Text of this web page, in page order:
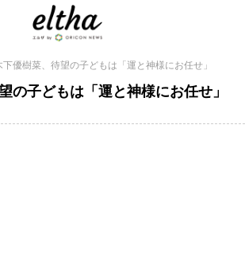
下優樹菜、待望の子どもは「運と神様にお任せ」
の子どもは「運と神様にお任せ」